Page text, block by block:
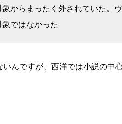
からまったく外されていた。
ではなかった
んですが、西洋では小説の中